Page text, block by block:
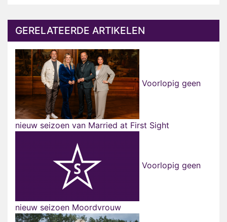
GERELATEERDE ARTIKELEN
Voorlopig geen
nieuw seizoen van Married at First Sight
Voorlopig geen
nieuw seizoen Moordvrouw